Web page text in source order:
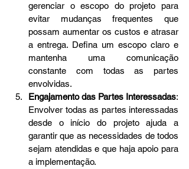
gerenciar o escopo do projeto para
evitar mudanças frequentes que
possam aumentar os custos e atrasar
a entrega. Defina um escopo claro e
mantenha uma comunicação
constante com todas as partes
envolvidas.
Engajamento das Partes Interessadas:
Envolver todas as partes interessadas
desde o início do projeto ajuda a
garantir que as necessidades de todos
sejam atendidas e que haja apoio para
a implementação.